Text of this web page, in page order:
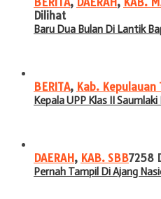
Dilihat
Baru Dua Bulan Di Lantik
BERITA, Kab. Kepulauan
Kepala UPP Klas II
DAERAH, KAB. SBB7258
Pernah Tampil Di Ajang